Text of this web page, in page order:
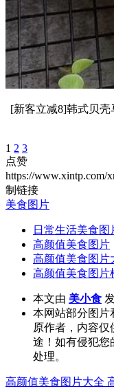
[新客立减8]韩式贝
1 2 3
点赞
https://www.xintp.com/
制链接
美食图片
日常生活美食图
高颜值美食图片
高颜值美食图片
高颜值美食图片
本文由 美小食
本网站部分图片
原作者，内容仅
途！如有侵犯您
处理。
高颜值美食图片大全